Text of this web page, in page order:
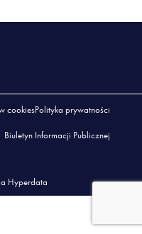
cookiesPolityka prywatności
Biuletyn Informacji Publicznej
Hyperdata